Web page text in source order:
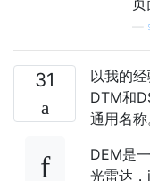
31
以我的
DTM和
通用名
DEM是
光雷达